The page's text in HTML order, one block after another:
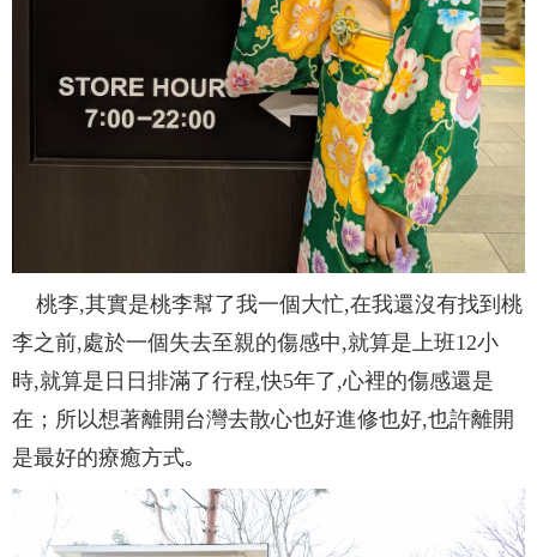
桃李,其實是桃李幫了我一個大忙,在我還沒有找到桃
李之前,處於一個失去至親的傷感中,就算是上班12小
時,就算是日日排滿了行程,快5年了,心裡的傷感還是
在；所以想著離開台灣去散心也好進修也好,也許離開
是最好的療癒方式｡